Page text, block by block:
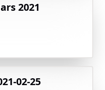
2021
02-25